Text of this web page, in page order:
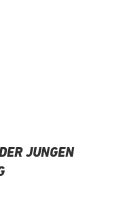
JUNGEN